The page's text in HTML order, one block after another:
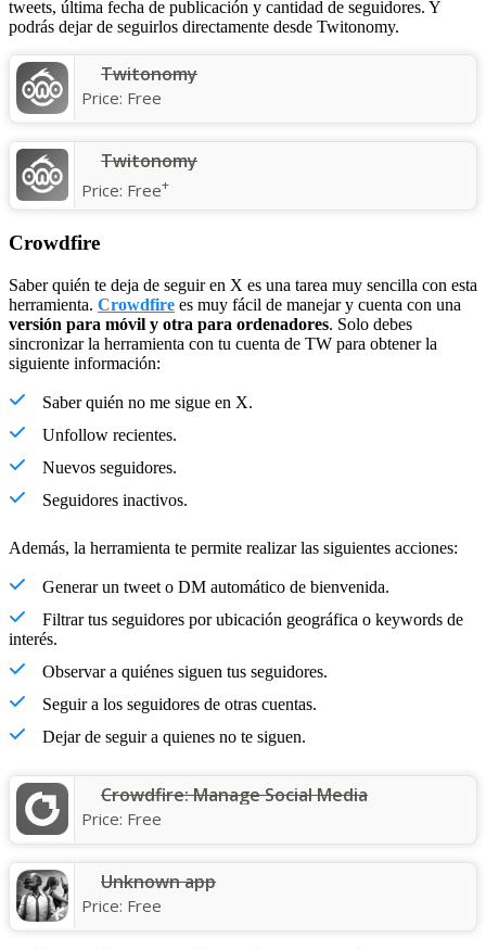
tweets, última fecha de publicación y cantidad de seguidores. Y
podrás dejar de seguirlos directamente desde Twitonomy.
Twitonomy
Price: Free
‎Twitonomy
Price: Free+
Crowdfire
Saber quién te deja de seguir en X es una tarea muy sencilla con esta
herramienta. Crowdfire es muy fácil de manejar y cuenta con una
versión para móvil y otra para ordenadores. Solo debes
sincronizar la herramienta con tu cuenta de TW para obtener la
siguiente información:
Saber quién no me sigue en X.
Unfollow recientes.
Nuevos seguidores.
Seguidores inactivos.
Además, la herramienta te permite realizar las siguientes acciones:
Generar un tweet o DM automático de bienvenida.
Filtrar tus seguidores por ubicación geográfica o keywords de
interés.
Observar a quiénes siguen tus seguidores.
Seguir a los seguidores de otras cuentas.
Dejar de seguir a quienes no te siguen.
Crowdfire: Manage Social Media
Price: Free
Unknown app
Price: Free